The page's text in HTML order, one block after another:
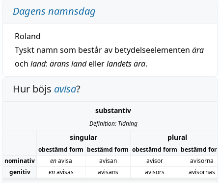
Dagens namnsdag
Roland
Tyskt namn som består av betydelseelementen ära
och land: ärans landellerlandets ära.
Hur böjs avisa?
substantiv
Definition: Tidning
singular plural
obestämd form bestämd form obestämd form bestämd
nominativ
enavisa avisan avisor
avisorna
genitiv
enavisas avisans avisors avisornas